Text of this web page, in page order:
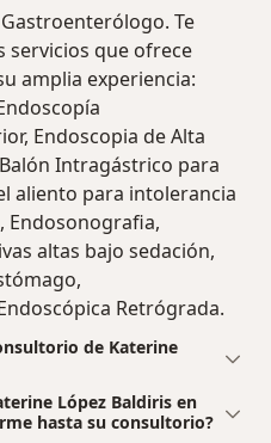
Te
servicios que ofrece
amplia experiencia:
Endoscopia de Alta
Intragástrico para
aliento para intolerancia
Endosonografia,
altas bajo sedación,
Retrógrada.
de Katerine
López Baldiris en
hasta su consultorio?